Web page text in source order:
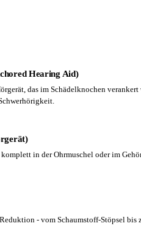
Hearing Aid)
das im Schädelknochen verankert
in der Ohrmuschel oder im
- vom Schaumstoff-Stöpsel bis